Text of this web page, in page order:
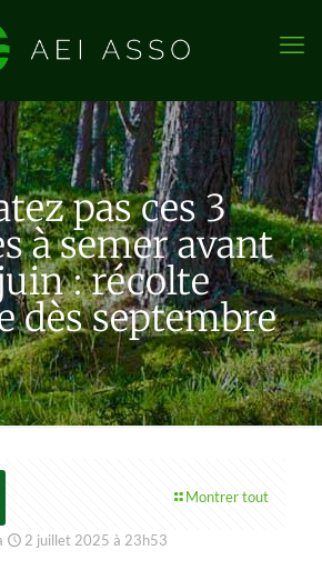
pas ces 3
à semer avant
: récolte
dès septembre
Montrer tout
2 juillet 2025 à 23h53